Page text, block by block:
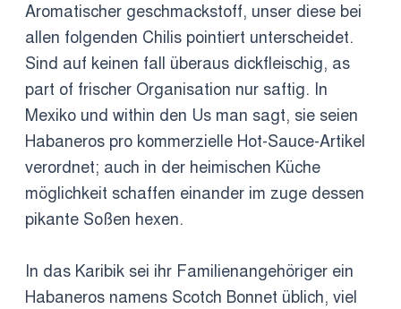
Aromatischer geschmackstoff, unser diese bei
allen folgenden Chilis pointiert unterscheidet.
Sind auf keinen fall überaus dickfleischig, as
part of frischer Organisation nur saftig. In
Mexiko und within den Us man sagt, sie seien
Habaneros pro kommerzielle Hot-Sauce-Artikel
verordnet; auch in der heimischen Küche
möglichkeit schaffen einander im zuge dessen
pikante Soßen hexen.
In das Karibik sei ihr Familienangehöriger ein
Habaneros namens Scotch Bonnet üblich, viel